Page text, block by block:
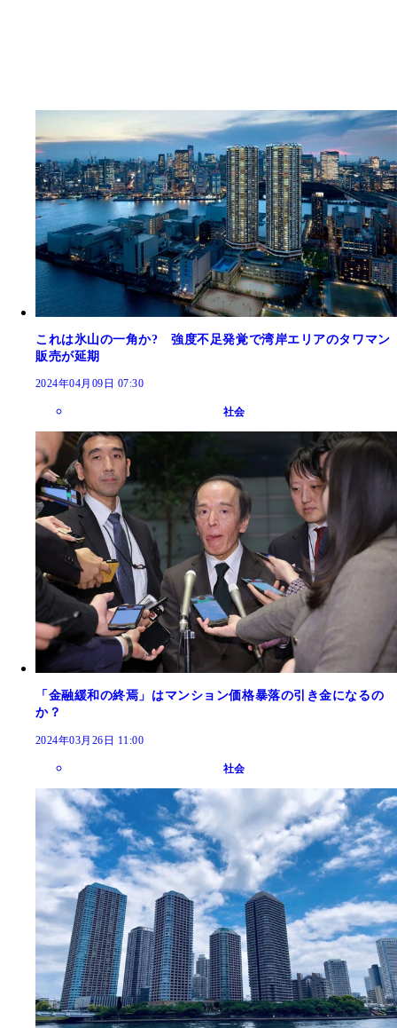
これは氷山の一角か? 強度不足発覚で湾岸エリアのタワマン
販売が延期
2024年04月09日 07:30
社会
「金融緩和の終焉」はマンション価格暴落の引き金になるの
か？
2024年03月26日 11:00
社会